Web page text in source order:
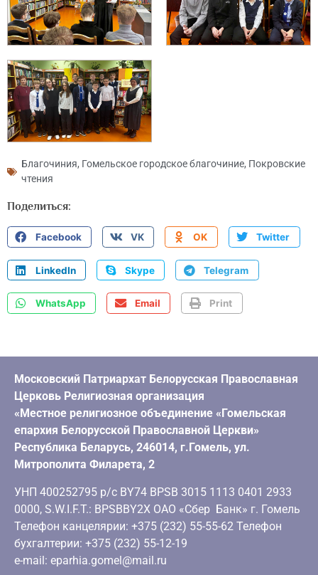
Благочиния, Гомельское городское благочиние, Покровские
чтения
Поделиться:
Facebook VK OK Twitter
LinkedIn Skype Telegram
WhatsApp Email Print
Московский Патриархат Белорусская Православная
Церковь Религиозная организация
«Местное религиозное объединение «Гомельская
епархия Белорусской Православной Церкви»
Республика Беларусь, 246014, г.Гомель, ул.
Митрополита Филарета, 2
УНП 400252795 р/с BY74 BPSB 3015 1113 0401 2933
0000, S.W.I.F.T.: BPSBBY2X ОАО «Сбер Банк» г. Гомель
Телефон канцелярии: +375 (232) 55-55-62 Телефон
бухгалтерии: +375 (232) 55-12-19
e-mail: eparhia.gomel@mail.ru